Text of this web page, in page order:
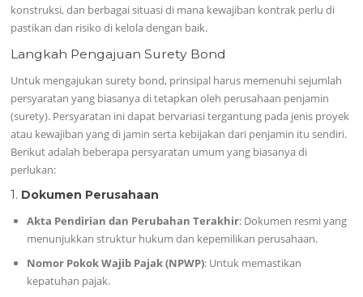
konstruksi, dan berbagai situasi di mana kewajiban kontrak perlu di
pastikan dan risiko di kelola dengan baik.
Langkah Pengajuan Surety Bond
Untuk mengajukan surety bond, prinsipal harus memenuhi sejumlah
persyaratan yang biasanya di tetapkan oleh perusahaan penjamin
(surety). Persyaratan ini dapat bervariasi tergantung pada jenis proyek
atau kewajiban yang di jamin serta kebijakan dari penjamin itu sendiri.
Berikut adalah beberapa persyaratan umum yang biasanya di
perlukan:
1. Dokumen Perusahaan
Akta Pendirian dan Perubahan Terakhir: Dokumen resmi yang
menunjukkan struktur hukum dan kepemilikan perusahaan.
Nomor Pokok Wajib Pajak (NPWP): Untuk memastikan
kepatuhan pajak.